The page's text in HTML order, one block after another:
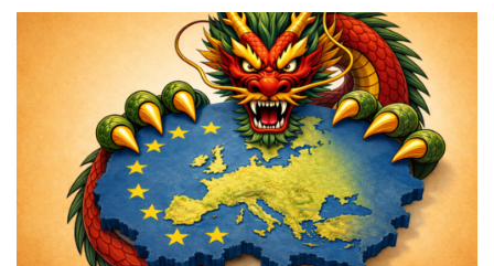
passa anche con forza dalla sfida per le nuove
tecnologie (e dalla sua umanizzazione)